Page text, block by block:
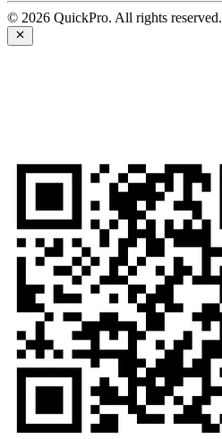
© 2026 QuickPro. All rights reserved.